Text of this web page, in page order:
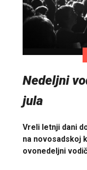
Nedeljni
jula
Vreli letnji dani
na novosadskoj
ovonedeljni